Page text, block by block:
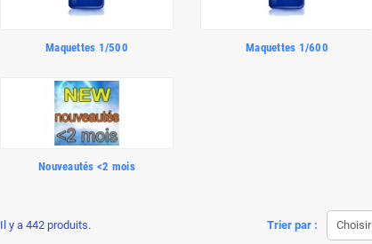
Maquettes 1/500 Maquettes 1/600
Nouveautés <2 mois
Trier par : Choisir
Il y a 442 produits.